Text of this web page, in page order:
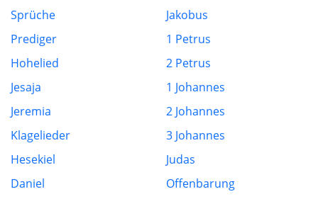
Sprüche
Prediger
Hohelied
Jesaja
Jeremia
Klagelieder
Hesekiel
Daniel
Jakobus
1 Petrus
2 Petrus
1 Johannes
2 Johannes
3 Johannes
Judas
Offenbarung